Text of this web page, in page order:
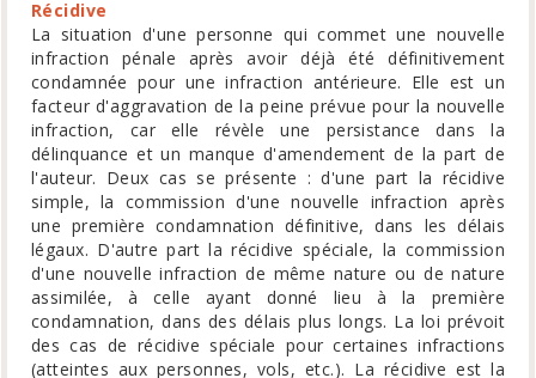
Récidive
La situation d'une personne qui commet une nouvelle
infraction pénale après avoir déjà été définitivement
condamnée pour une infraction antérieure. Elle est un
facteur d'aggravation de la peine prévue pour la nouvelle
infraction, car elle révèle une persistance dans la
délinquance et un manque d'amendement de la part de
l'auteur. Deux cas se présente : d'une part la récidive
simple, la commission d'une nouvelle infraction après
une première condamnation définitive, dans les délais
légaux. D'autre part la récidive spéciale, la commission
d'une nouvelle infraction de même nature ou de nature
assimilée, à celle ayant donné lieu à la première
condamnation, dans des délais plus longs. La loi prévoit
des cas de récidive spéciale pour certaines infractions
(atteintes aux personnes, vols, etc.). La récidive est la